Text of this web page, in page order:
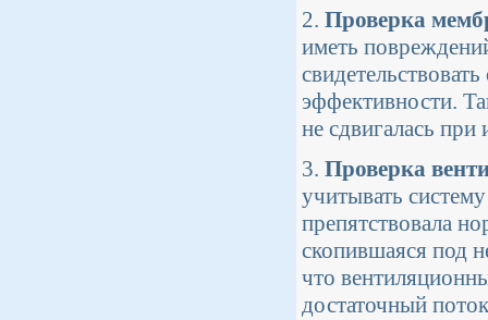
2. Проверка
иметь
эффективности.
не сдвигалась
3. Проверка
учитывать
препятствовала
скопившаяся под
что
достаточный